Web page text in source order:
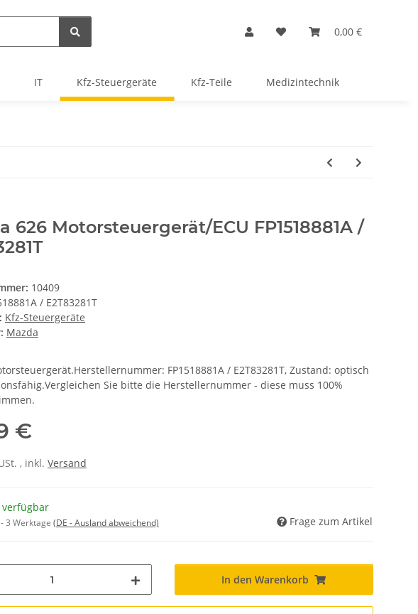
0,00 €
IT Kfz-Steuergeräte Kfz-Teile Medizintechnik
626 Motorsteuergerät/ECU FP1518881A /
10409
/ E2T83281T
Kfz-Steuergeräte
Mazda
FP1518881A / E2T83281T, Zustand: optisch
Sie bitte die Herstellernummer - diese muss 100%
€
, inkl. Versand
verfügbar
3 Werktage (DE - Ausland abweichend) Frage zum Artikel
In den Warenkorb